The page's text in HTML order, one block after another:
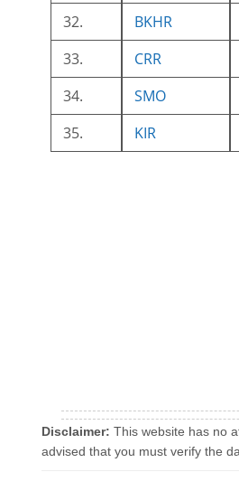
32.
BKHR
33.
CRR
34.
SMO
35.
KIR
Disclaimer: This website has no
advised that you must verify the